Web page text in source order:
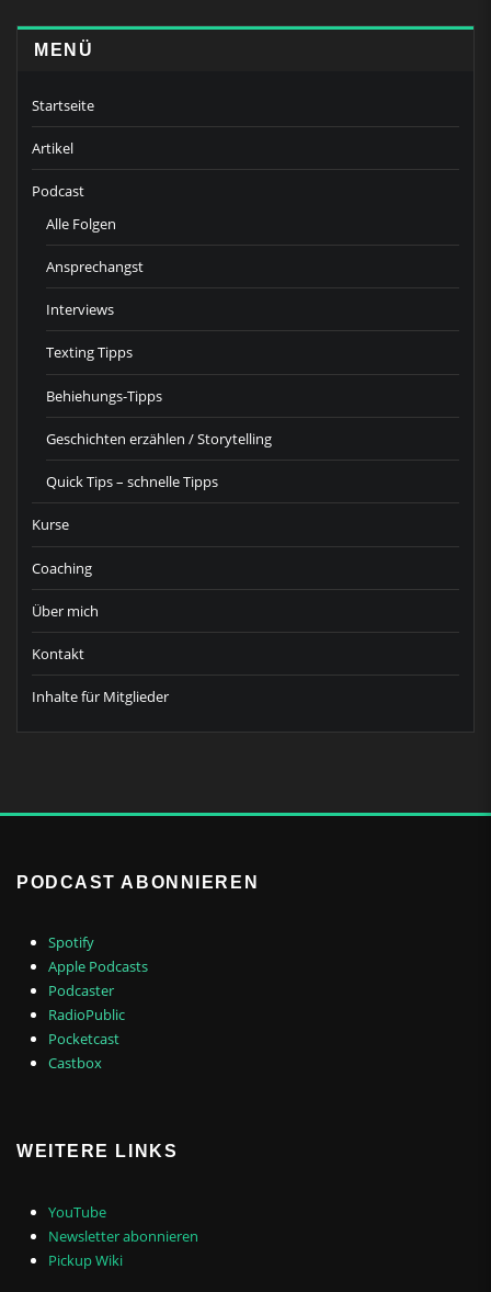
MENÜ
Startseite
Artikel
Podcast
Alle Folgen
Ansprechangst
Interviews
Texting Tipps
Behiehungs-Tipps
Geschichten erzählen / Storytelling
Quick Tips – schnelle Tipps
Kurse
Coaching
Über mich
Kontakt
Inhalte für Mitglieder
PODCAST ABONNIEREN
Spotify
Apple Podcasts
Podcaster
RadioPublic
Pocketcast
Castbox
WEITERE LINKS
YouTube
Newsletter abonnieren
Pickup Wiki